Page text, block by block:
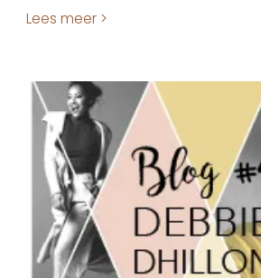
Lees meer >